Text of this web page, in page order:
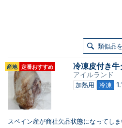
類似品
産地 定番おすすめ 冷凍皮付き
アイルランド
加熱用 冷凍
スペイン産が商社欠品状態になってし